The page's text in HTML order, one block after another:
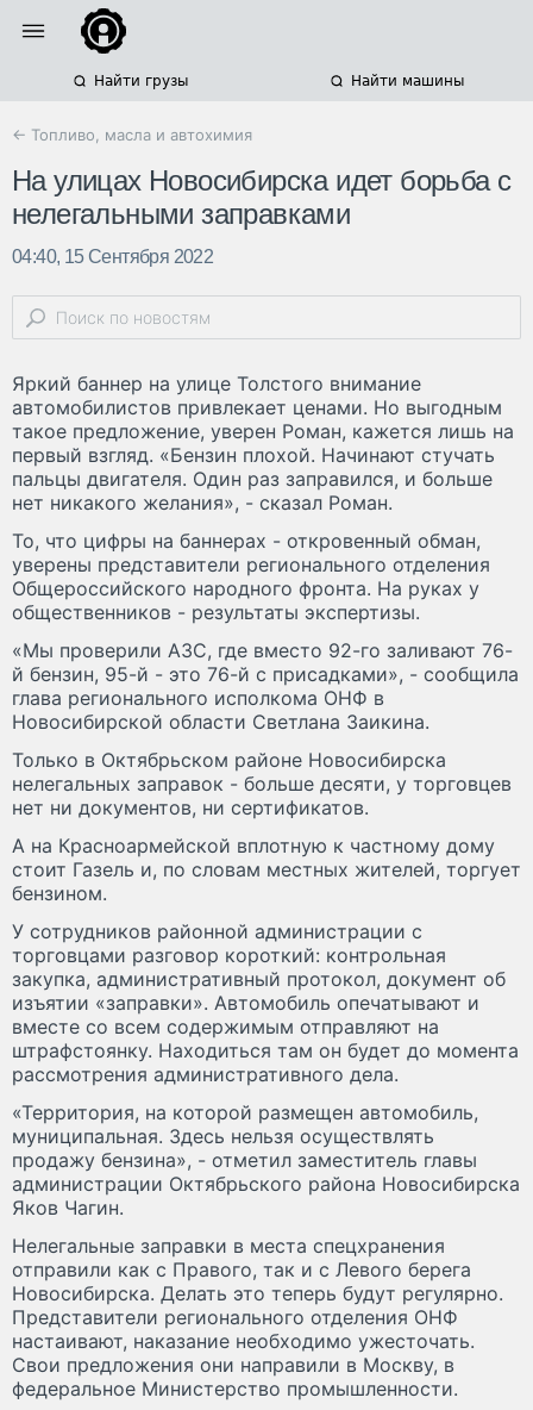
Найти грузы Найти машины
← Топливо, масла и автохимия
На улицах Новосибирска идет борьба с
нелегальными заправками
04:40, 15 Сентября 2022
Яркий баннер на улице Толстого внимание
автомобилистов привлекает ценами. Но выгодным
такое предложение, уверен Роман, кажется лишь на
первый взгляд. «Бензин плохой. Начинают стучать
пальцы двигателя. Один раз заправился, и больше
нет никакого желания», - сказал Роман.
То, что цифры на баннерах - откровенный обман,
уверены представители регионального отделения
Общероссийского народного фронта. На руках у
общественников - результаты экспертизы.
«Мы проверили АЗС, где вместо 92-го заливают 76-
й бензин, 95-й - это 76-й с присадками», - сообщила
глава регионального исполкома ОНФ в
Новосибирской области Светлана Заикина.
Только в Октябрьском районе Новосибирска
нелегальных заправок - больше десяти, у торговцев
нет ни документов, ни сертификатов.
А на Красноармейской вплотную к частному дому
стоит Газель и, по словам местных жителей, торгует
бензином.
У сотрудников районной администрации с
торговцами разговор короткий: контрольная
закупка, административный протокол, документ об
изъятии «заправки». Автомобиль опечатывают и
вместе со всем содержимым отправляют на
штрафстоянку. Находиться там он будет до момента
рассмотрения административного дела.
«Территория, на которой размещен автомобиль,
муниципальная. Здесь нельзя осуществлять
продажу бензина», - отметил заместитель главы
администрации Октябрьского района Новосибирска
Яков Чагин.
Нелегальные заправки в места спецхранения
отправили как с Правого, так и с Левого берега
Новосибирска. Делать это теперь будут регулярно.
Представители регионального отделения ОНФ
настаивают, наказание необходимо ужесточать.
Свои предложения они направили в Москву, в
федеральное Министерство промышленности.